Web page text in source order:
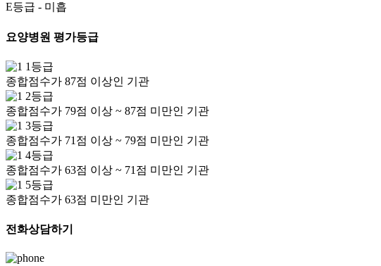
E등급 - 미흡
요양병원 평가등급
1등급
종합점수가 87점 이상인 기관
2등급
종합점수가 79점 이상 ~ 87점 미만인 기관
3등급
종합점수가 71점 이상 ~ 79점 미만인 기관
4등급
종합점수가 63점 이상 ~ 71점 미만인 기관
5등급
종합점수가 63점 미만인 기관
전화상담하기